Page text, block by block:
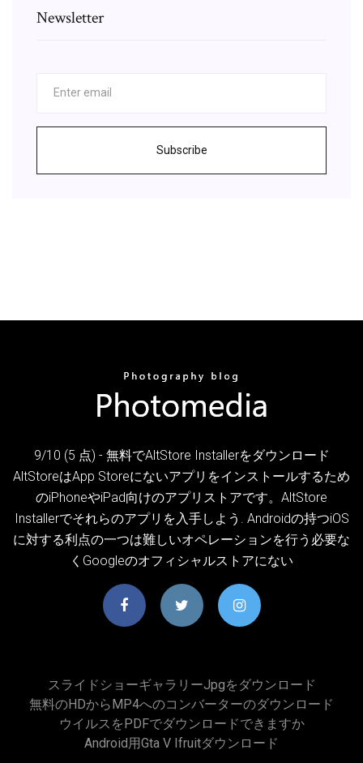
Newsletter
Subscribe
9/10 (5 点) - 無料でAltStore Installerをダウンロード
AltStoreはApp Storeにないアプリをインストールするため
のiPhoneやiPad向けのアプリストアです。AltStore
Installerでそれらのアプリを入手しよう. Androidの持つiOS
に対する利点の一つは難しいオペレーションを行う必要な
くGoogleのオフィシャルストアにない
スライドショーギャラリーjpgをダウンロード
無料のHDからMP4へのコンバーターのダウンロード
ウイルスをPDFでダウンロードできますか
Android用gta V Ifruitダウンロード